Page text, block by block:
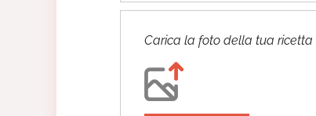
Carica la foto della tua ricetta